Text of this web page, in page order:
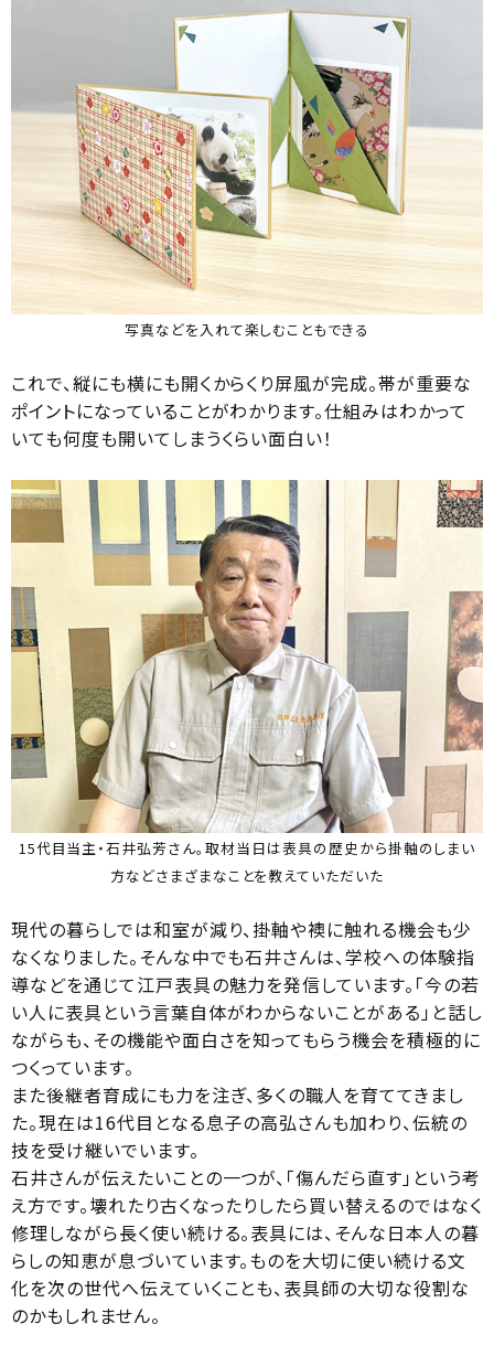
写真などを入れて楽しむこともできる
これで、縦にも横にも開くからくり屏風が完成。帯が重要な
ポイントになっていることがわかります。仕組みはわかって
いても何度も開いてしまうくらい面白い！
15代目当主・石井弘芳さん。取材当日は表具の歴史から掛軸のしまい
方などさまざまなことを教えていただいた
現代の暮らしでは和室が減り、掛軸や襖に触れる機会も少
なくなりました。そんな中でも石井さんは、学校への体験指
導などを通じて江戸表具の魅力を発信しています。「今の若
い人に表具という言葉自体がわからないことがある」と話し
ながらも、その機能や面白さを知ってもらう機会を積極的に
つくっています。
また後継者育成にも力を注ぎ、多くの職人を育ててきまし
た。現在は16代目となる息子の高弘さんも加わり、伝統の
技を受け継いでいます。
石井さんが伝えたいことの一つが、「傷んだら直す」という考
え方です。壊れたり古くなったりしたら買い替えるのではなく
修理しながら長く使い続ける。表具には、そんな日本人の暮
らしの知恵が息づいています。ものを大切に使い続ける文
化を次の世代へ伝えていくことも、表具師の大切な役割な
のかもしれません。